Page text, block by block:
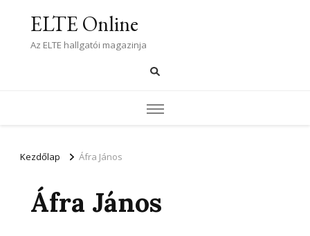
ELTE Online
Az ELTE hallgatói magazinja
Kezdőlap Áfra János
Áfra János